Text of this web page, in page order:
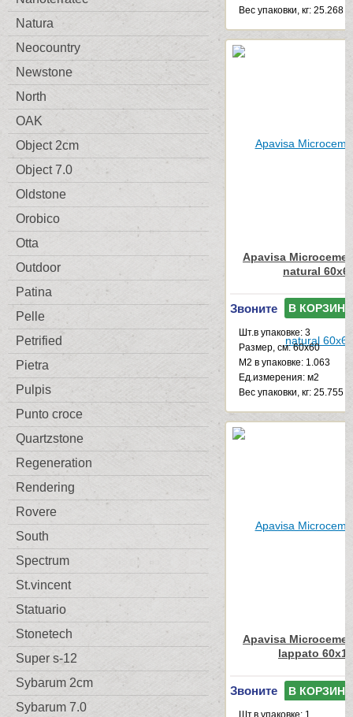
Natura
Neocountry
Newstone
North
OAK
Object 2cm
Object 7.0
Oldstone
Orobico
Otta
Outdoor
Patina
Pelle
Petrified
Pietra
Pulpis
Punto croce
Quartzstone
Regeneration
Rendering
Rovere
South
Spectrum
St.vincent
Statuario
Stonetech
Super s-12
Sybarum 2cm
Sybarum 7.0
Веc упаковки, кг: 25.268
Apavisa
natural
Звоните В КОРЗИНУ
Шт.в упаковке: 3
Размер, см: 60x60
М2 в упаковке: 1.063
Ед.измерения: м2
Веc упаковки, кг: 25.755
Apavisa
lappato
Звоните В КОРЗИНУ